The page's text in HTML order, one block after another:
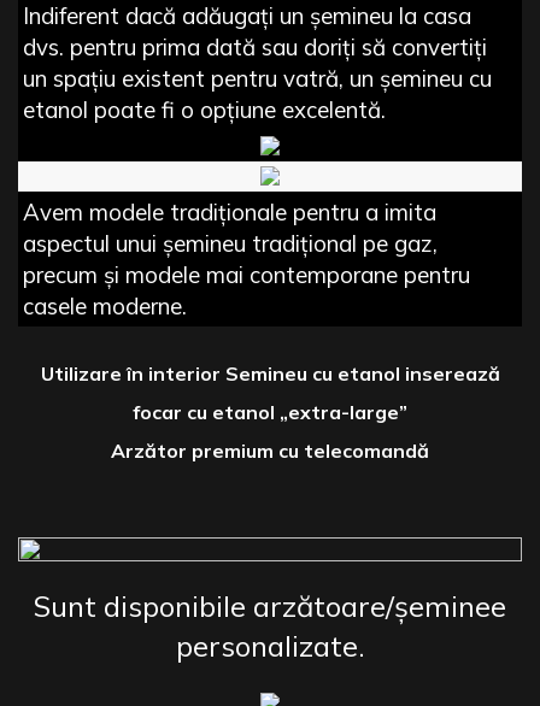
Indiferent dacă adăugați un șemineu la casa
dvs. pentru prima dată sau doriți să convertiți
un spațiu existent pentru vatră, un șemineu cu
etanol poate fi o opțiune excelentă.
Avem modele tradiționale pentru a imita
aspectul unui șemineu tradițional pe gaz,
precum și modele mai contemporane pentru
casele moderne.
Utilizare în interior Semineu cu etanol inserează
focar cu etanol „extra-large”
Arzător premium cu telecomandă
Sunt disponibile arzătoare/șeminee
personalizate.